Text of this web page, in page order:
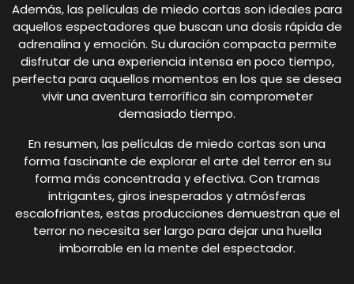
Además, las películas de miedo cortas son ideales para
aquellos espectadores que buscan una dosis rápida de
adrenalina y emoción. Su duración compacta permite
disfrutar de una experiencia intensa en poco tiempo,
perfecta para aquellos momentos en los que se desea
vivir una aventura terrorífica sin comprometer
demasiado tiempo.
En resumen, las películas de miedo cortas son una
forma fascinante de explorar el arte del terror en su
forma más concentrada y efectiva. Con tramas
intrigantes, giros inesperados y atmósferas
escalofriantes, estas producciones demuestran que el
terror no necesita ser largo para dejar una huella
imborrable en la mente del espectador.